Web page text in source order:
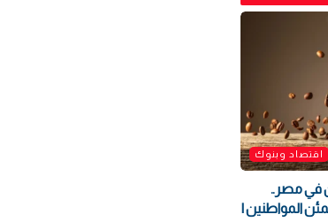
اقتصاد وبنوك
البن في مصر..
المواطنين |